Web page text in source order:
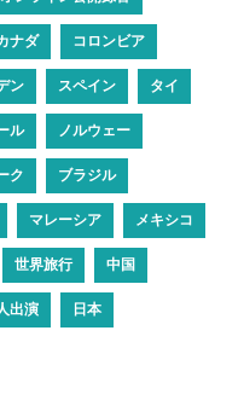
ナダ コロンビア
ン スペイン タイ
ル ノルウェー
ク ブラジル
マレーシア メキシコ
世界旅行 中国
出演 日本